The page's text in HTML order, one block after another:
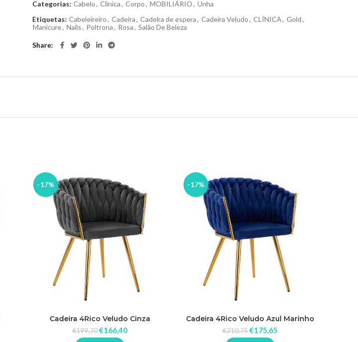
Categorias: Cabelo, Clínica, Corpo, MOBILIÁRIO, Unha
Etiquetas: Cabeleireiro, Cadeira, Cadeira de espera, Cadeira Veludo, CLÍNICA, Gold,
Manicure, Nails, Poltrona, Rosa, Salão De Beleza
Share
-17%
Cadeira 4Rico Veludo Cinza
€199,70€166,40
-17%
Cadeira 4Rico Veludo Azul Marinho
€210,75€175,65